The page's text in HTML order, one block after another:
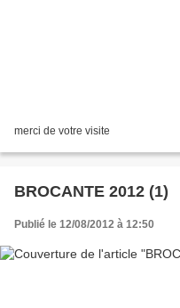
merci de votre visite
BROCANTE 2012 (1)
Publié le 12/08/2012 à 12:50